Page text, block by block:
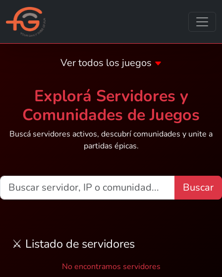
Ver todos los juegos
Explorá Servidores y
Comunidades de Juegos
Buscá servidores activos, descubrí comunidades y unite a
partidas épicas.
Buscar
⚔️ Listado de servidores
No encontramos servidores